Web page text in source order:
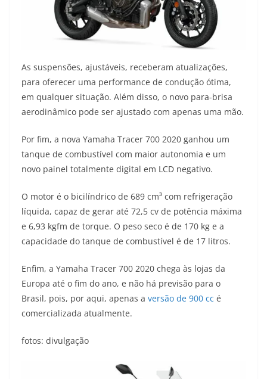
As suspensões, ajustáveis, receberam atualizações,
para oferecer uma performance de condução ótima,
em qualquer situação. Além disso, o novo para-brisa
aerodinâmico pode ser ajustado com apenas uma mão.
Por fim, a nova Yamaha Tracer 700 2020 ganhou um
tanque de combustível com maior autonomia e um
novo painel totalmente digital em LCD negativo.
O motor é o bicilíndrico de 689 cm³ com refrigeração
líquida, capaz de gerar até 72,5 cv de potência máxima
e 6,93 kgfm de torque. O peso seco é de 170 kg e a
capacidade do tanque de combustível é de 17 litros.
Enfim, a Yamaha Tracer 700 2020 chega às lojas da
Europa até o fim do ano, e não há previsão para o
Brasil, pois, por aqui, apenas a versão de 900 cc é
comercializada atualmente.
fotos: divulgação